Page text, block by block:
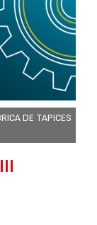
DE TAPICES